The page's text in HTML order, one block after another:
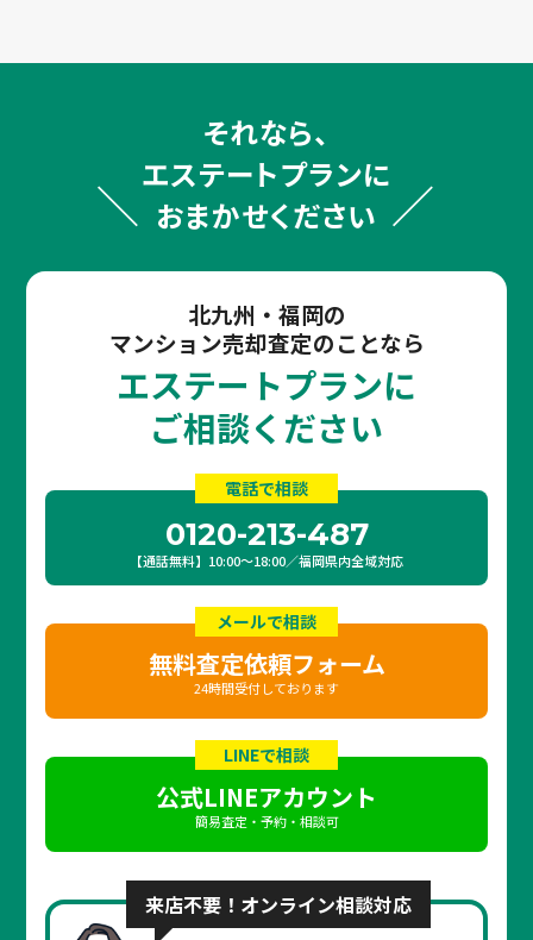
それなら、
エステートプランに
おまかせください
北九州・福岡の
マンション売却査定のことなら
エステートプランに
ご相談ください
電話で相談
0120-213-487
【通話無料】10:00〜18:00／福岡県内全域対応
メールで相談
無料査定依頼フォーム
24時間受付しております
LINEで相談
公式LINEアカウント
簡易査定・予約・相談可
来店不要！オンライン相談対応